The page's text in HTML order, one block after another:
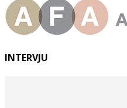
INTERVJU